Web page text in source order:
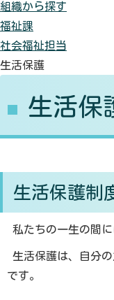
組織から探す
福祉課
社会福祉担当
生活保護
生活保
生活保護制
私たちの一生の間
生活保護は、自分
です。